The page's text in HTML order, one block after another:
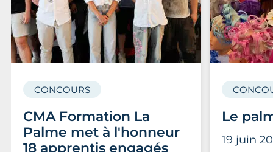
CMA Formation La
Palme met à l'honneur
18 apprentis engagés
CONCOURS
Le
19 juin